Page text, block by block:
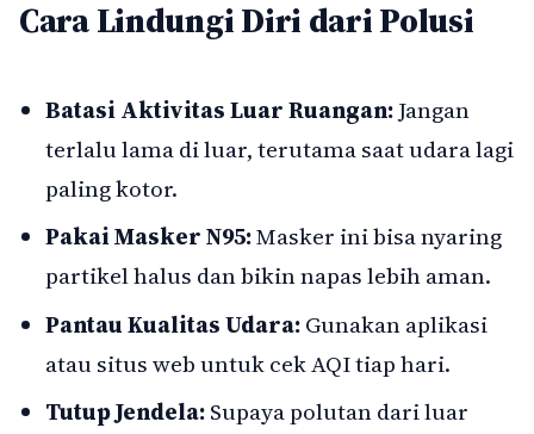
Cara Lindungi Diri dari Polusi
Batasi Aktivitas Luar Ruangan:Jangan
terlalu lama di luar, terutama saat udara lagi
paling kotor.
Pakai Masker N95:Masker ini bisa nyaring
partikel halus dan bikin napas lebih aman.
Pantau Kualitas Udara:Gunakan aplikasi
atau situs web untuk cek AQI tiap hari.
Tutup Jendela:Supaya polutan dari luar